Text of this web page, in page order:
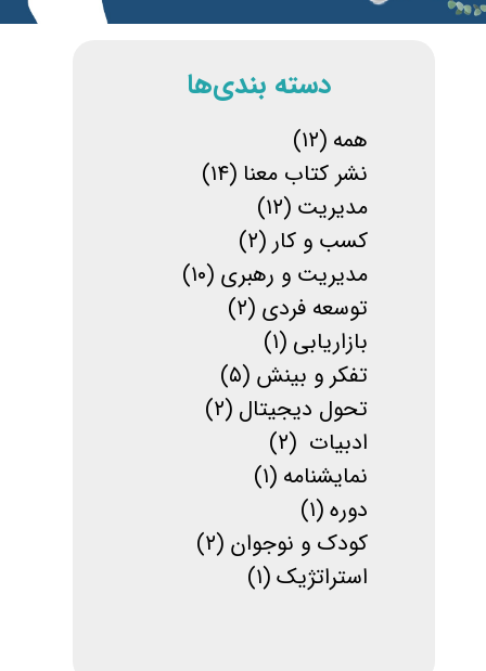
همه (۱۲)
نشر کتاب معنا (۱۴)
مدیریت (۱۲)
کسب و کار(۲)
مدیریت و رهبری (۱۰)
توسعه فردی (۲)
بازاریابی (۱)
تفکر و بینش (۵)
تحول دیجیتال (۲)
ادبیات (۲)
نمایشنامه (۱)
دوره(۱)
کودک و نوجوان (۲)
استراتژیک(۱)
​دسته بندی‌ها